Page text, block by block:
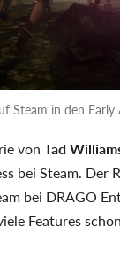
Steam in den Early
von Tad
bei Steam.
bei DRAGO
Features